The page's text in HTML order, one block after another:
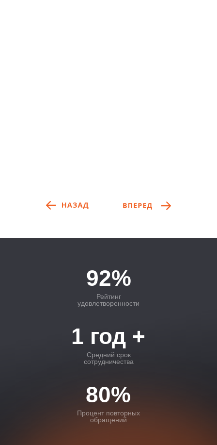
Процент повторных
обращений
80%
Средний срок
сотрудничества
1 год +
Рейтинг
удовлетворенности
92%